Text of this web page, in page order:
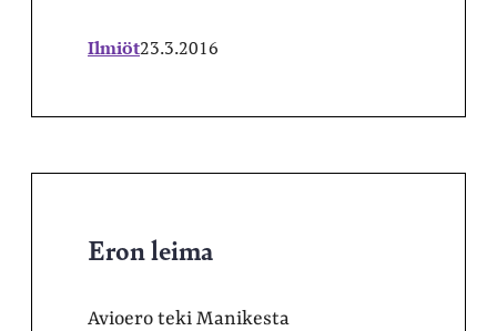
Ilmiöt23.3.2016
Eron leima
Avioero teki Manikesta